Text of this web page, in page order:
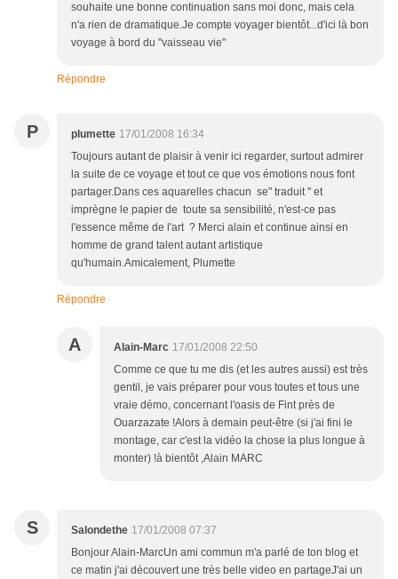
souhaite une bonne continuation sans moi donc, mais cela
n'a rien de dramatique.Je compte voyager bientôt...d'ici là bon
voyage à bord du "vaisseau vie"
Répondre
P plumette 17/01/2008 16:34
Toujours autant de plaisir à venir ici regarder, surtout admirer
la suite de ce voyage et tout ce que vos émotions nous font
partager.Dans ces aquarelles chacun se" traduit " et
imprègne le papier de toute sa sensibilité, n'est-ce pas
l'essence même de l'art ? Merci alain et continue ainsi en
homme de grand talent autant artistique
qu'humain.Amicalement, Plumette
Répondre
A Alain-Marc 17/01/2008 22:50
Comme ce que tu me dis (et les autres aussi) est très
gentil, je vais préparer pour vous toutes et tous une
vraie démo, concernant l'oasis de Fint près de
Ouarzazate !Alors à demain peut-être (si j'ai fini le
montage, car c'est la vidéo la chose la plus longue à
monter) !à bientôt ,Alain MARC
S Salondethe 17/01/2008 07:37
Bonjour Alain-MarcUn ami commun m'a parlé de ton blog et
ce matin j'ai découvert une très belle video en partageJ'ai un